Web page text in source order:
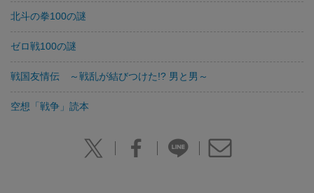
北斗の拳100の謎
ゼロ戦100の謎
戦国友情伝 ～戦乱が結びつけた!? 男と男～
空想「戦争」読本